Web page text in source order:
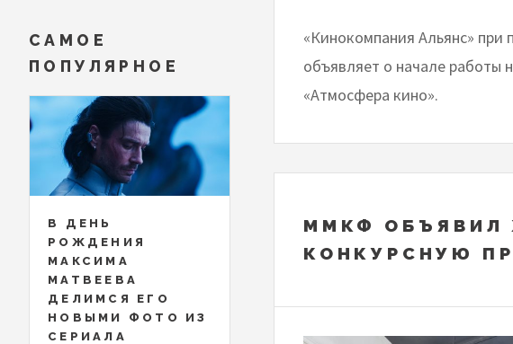
«Кинокомпания Альянс»
объявляет о начале работы
«Атмосфера кино».
ММКФ ОБЪЯВИЛ
КОНКУРСНУЮ
САМОЕ
ПОПУЛЯРНОЕ
В ДЕНЬ
РОЖДЕНИЯ
МАКСИМА
МАТВЕЕВА
ДЕЛИМСЯ ЕГО
НОВЫМИ ФОТО ИЗ
СЕРИАЛА